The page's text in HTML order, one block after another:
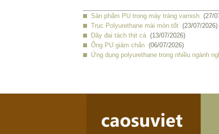
Sản phẩm PU trong máy tráng varnish (27/
Trục Polyurethane mài mòn tốt (23/07/2026)
Dây đai tách thịt cá (13/07/2026)
Ống PU giảm chấn (06/07/2026)
Ứng dụng polyurethane trong nhiều ngành